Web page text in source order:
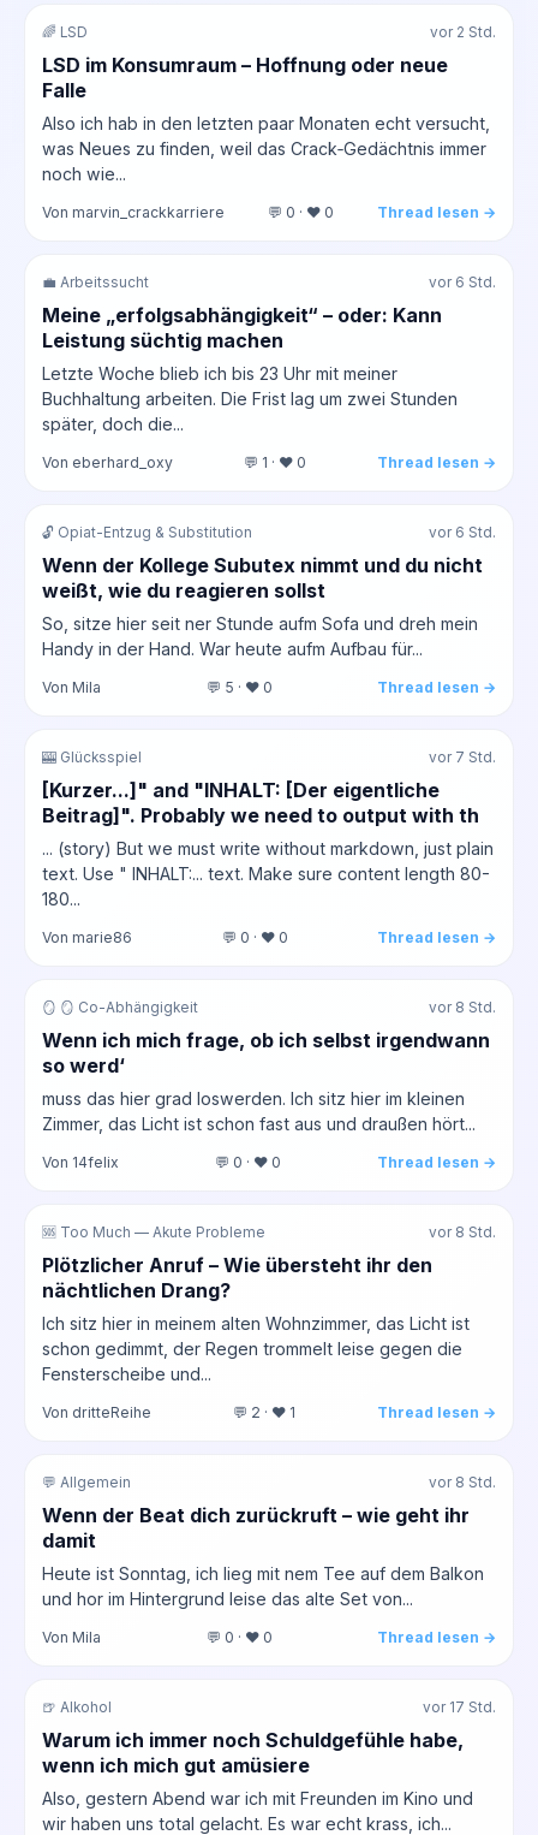
🌈 LSD vor 2 Std.
LSD im Konsumraum – Hoffnung oder neue
Falle
Also ich hab in den letzten paar Monaten echt versucht,
was Neues zu finden, weil das Crack‑Gedächtnis immer
noch wie...
Von marvin_crackkarriere 💬 0 · ❤️ 0 Thread lesen →
💼 Arbeitssucht vor 6 Std.
Meine „erfolgsabhängigkeit“ – oder: Kann
Leistung süchtig machen
Letzte Woche blieb ich bis 23 Uhr mit meiner
Buchhaltung arbeiten. Die Frist lag um zwei Stunden
später, doch die...
Von eberhard_oxy 💬 1 · ❤️ 0 Thread lesen →
🔓 Opiat-Entzug & Substitution vor 6 Std.
Wenn der Kollege Subutex nimmt und du nicht
weißt, wie du reagieren sollst
So, sitze hier seit ner Stunde aufm Sofa und dreh mein
Handy in der Hand. War heute aufm Aufbau für...
Von Mila 💬 5 · ❤️ 0 Thread lesen →
🎰 Glücksspiel vor 7 Std.
[Kurzer...]" and "INHALT: [Der eigentliche
Beitrag]". Probably we need to output with th
... (story) But we must write without markdown, just plain
text. Use " INHALT:... text. Make sure content length 80-
180...
Von marie86 💬 0 · ❤️ 0 Thread lesen →
🪞 🪞 Co-Abhängigkeit vor 8 Std.
Wenn ich mich frage, ob ich selbst irgendwann
so werd‘
muss das hier grad loswerden. Ich sitz hier im kleinen
Zimmer, das Licht ist schon fast aus und draußen hört...
Von 14felix 💬 0 · ❤️ 0 Thread lesen →
🆘 Too Much — Akute Probleme vor 8 Std.
Plötzlicher Anruf – Wie übersteht ihr den
nächtlichen Drang?
Ich sitz hier in meinem alten Wohnzimmer, das Licht ist
schon gedimmt, der Regen trommelt leise gegen die
Fensterscheibe und...
Von dritteReihe 💬 2 · ❤️ 1 Thread lesen →
💬 Allgemein vor 8 Std.
Wenn der Beat dich zurückruft – wie geht ihr
damit
Heute ist Sonntag, ich lieg mit nem Tee auf dem Balkon
und hor im Hintergrund leise das alte Set von...
Von Mila 💬 0 · ❤️ 0 Thread lesen →
🍺 Alkohol vor 17 Std.
Warum ich immer noch Schuldgefühle habe,
wenn ich mich gut amüsiere
Also, gestern Abend war ich mit Freunden im Kino und
wir haben uns total gelacht. Es war echt krass, ich...